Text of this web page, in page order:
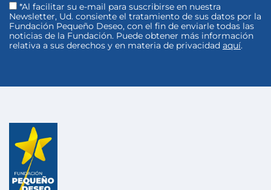
*Al facilitar su e-mail para suscribirse en nuestra
Newsletter, Ud. consiente el tratamiento de sus datos por la
Fundación Pequeño Deseo, con el fin de enviarle todas las
noticias de la Fundación. Puede obtener más información
relativa a sus derechos y en materia de privacidad aquí.